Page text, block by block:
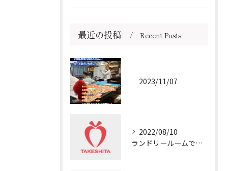
最近の投稿 Recent Posts
2023/11/07
2022/08/10
ランドリールームで冷や汗💦